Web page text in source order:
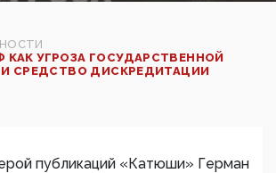
КАК УГРОЗА ГОСУДАРСТВЕННОЙ
СРЕДСТВО ДИСКРЕДИТАЦИИ
публикаций «Катюши» Герман